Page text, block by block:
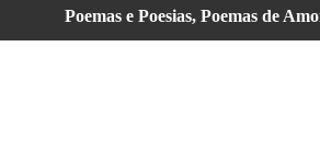
Poemas e Poesias, Poemas de